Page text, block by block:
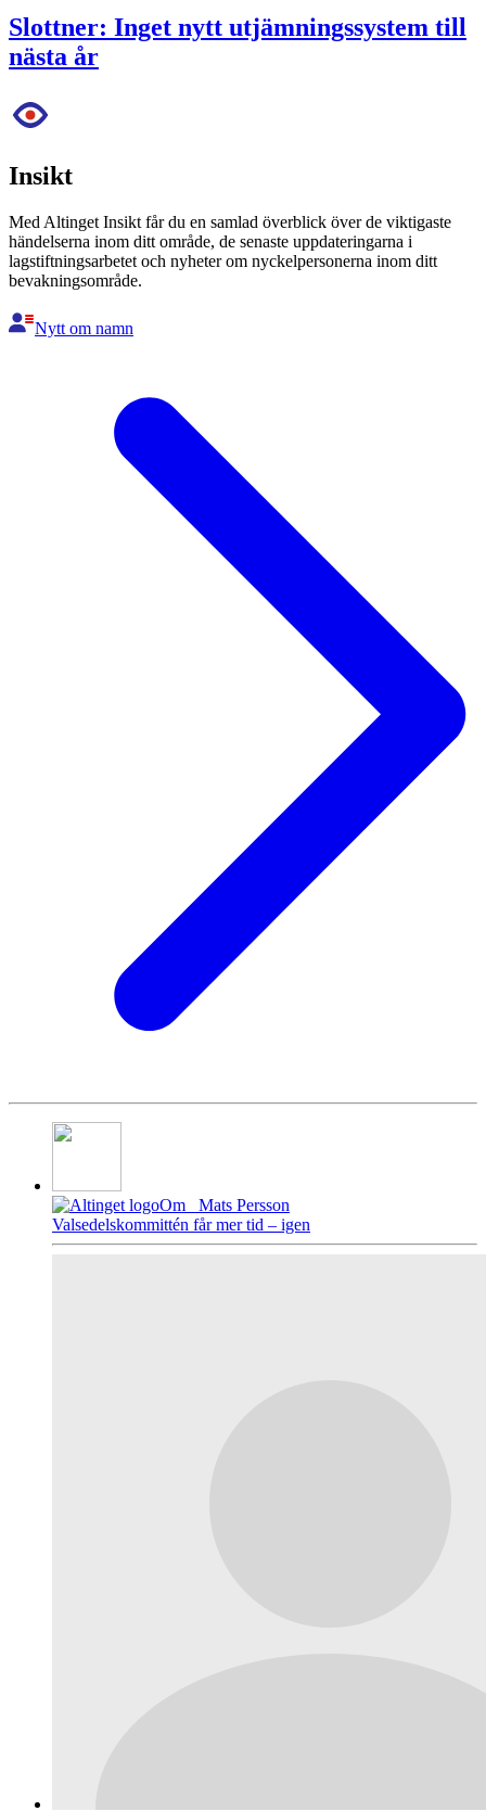
Slottner: Inget nytt utjämningssystem till
nästa år
Insikt
Med Altinget Insikt får du en samlad överblick över de viktigaste
händelserna inom ditt område, de senaste uppdateringarna i
lagstiftningsarbetet och nyheter om nyckelpersonerna inom ditt
bevakningsområde.
Nytt om namn
Om
Mats Persson
Valsedelskommittén får mer tid – igen